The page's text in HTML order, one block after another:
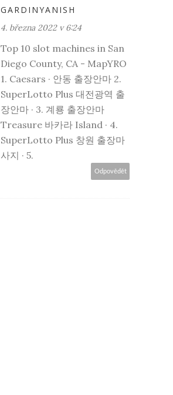
GARDINYANISH
4. března 2022 v 6:24
Top 10 slot machines in San
Diego County, CA - MapYRO
1. Caesars · 안동 출장안마 2.
SuperLotto Plus 대전광역 출
장안마 · 3. 계룡 출장안마
Treasure 바카라 Island · 4.
SuperLotto Plus 창원 출장마
사지 · 5.
Odpovědět